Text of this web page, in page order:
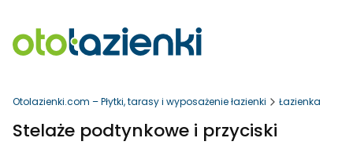
Otolazienki.com – Płytki, tarasy i wyposażenie łazienki Łazienka
Stelaże podtynkowe i przyciski